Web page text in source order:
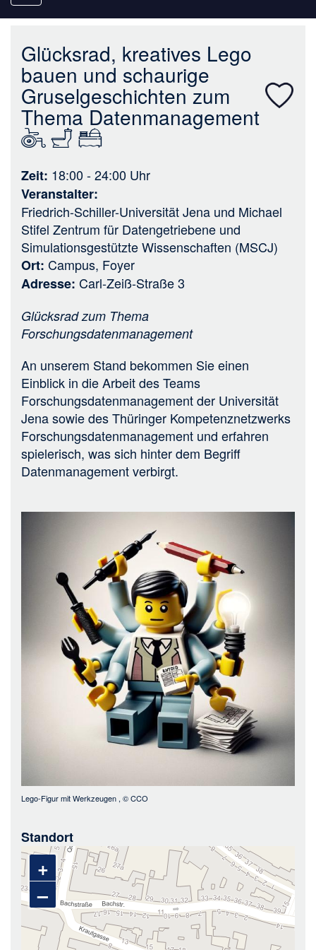
navigation
Glücksrad, kreatives Lego
bauen und schaurige
Gruselgeschichten zum
Thema Datenmanagement
Zeit 18:00 - 24:00 Uhr
Veranstalter
Friedrich-Schiller-Universität Jena und Michael
Stifel Zentrum für Datengetriebene und
Simulationsgestützte Wissenschaften (MSCJ)
Ort Campus, Foyer
Adresse Carl-Zeiß-Straße 3
Glücksrad zum Thema
Forschungsdatenmanagement
An unserem Stand bekommen Sie einen
Einblick in die Arbeit des Teams
Forschungsdatenmanagement der Universität
Jena sowie des Thüringer Kompetenznetzwerks
Forschungsdatenmanagement und erfahren
spielerisch, was sich hinter dem Begriff
Datenmanagement verbirgt.
Lego-Figur mit Werkzeugen , ©CCO
Standort
+
–